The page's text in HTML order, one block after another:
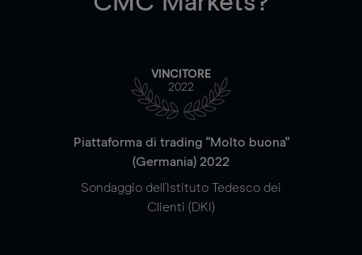
VINCITORE
2022
Piattaforma di trading "Molto buona"
(Germania) 2022
Sondaggio dell'Istituto Tedesco dei
Clienti (DKI)